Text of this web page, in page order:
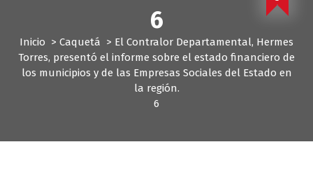
6
Inicio > Caquetá > El Contralor Departamental, Hermes
Torres, presentó el informe sobre el estado financiero de
los municipios y de las Empresas Sociales del Estado en
la región.
6